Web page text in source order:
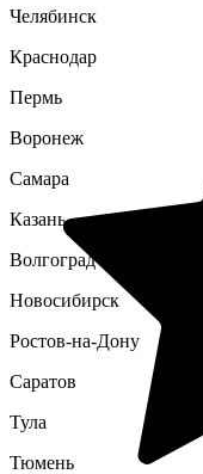
Челябинск
Краснодар
Пермь
Воронеж
Самара
Казань
Волгоград
Новосибирск
Ростов-на-Дону
Саратов
Тула
Тюмень